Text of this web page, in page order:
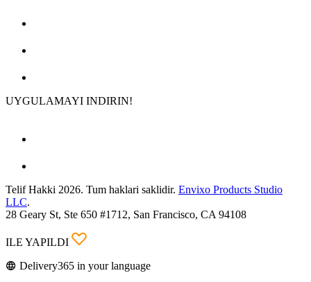
UYGULAMAYI INDIRIN!
Telif Hakki 2026. Tum haklari saklidir. Envixo Products Studio
LLC.
28 Geary St, Ste 650 #1712, San Francisco, CA 94108
ILE YAPILDI
Delivery365 in your language